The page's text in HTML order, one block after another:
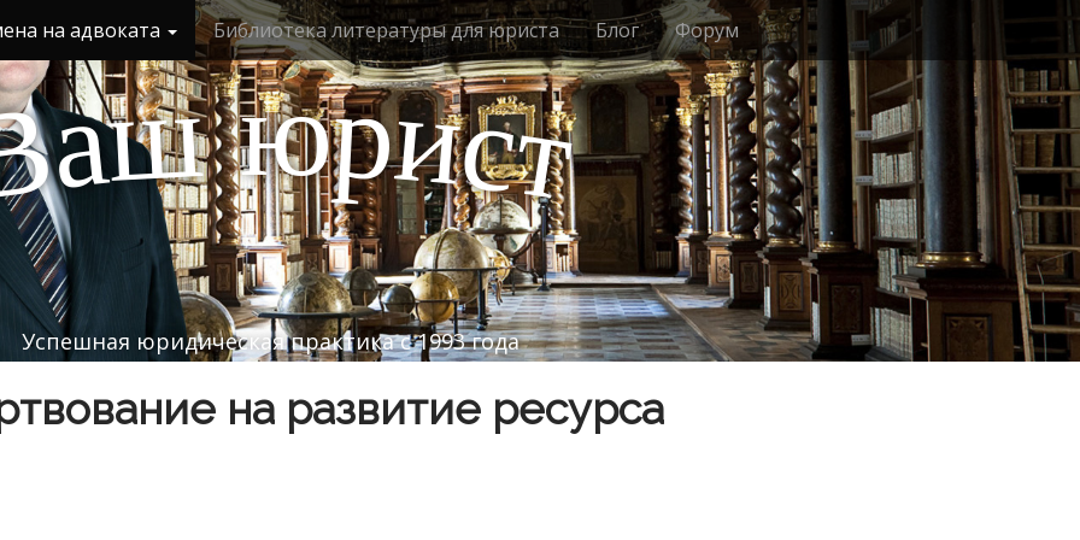
на адвоката Библиотека литературы для юриста Блог Форум
аш юрист
Успешная юридическая практика с 1993 года
на развитие ресурса